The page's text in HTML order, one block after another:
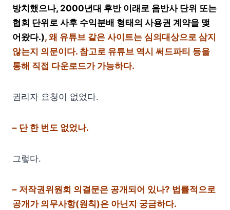
방치했으나, 2000년대 후반 이래로 음반사 단위 또는
협회 단위로 사후 수익분배 형태의 사용권 계약을 맺
어왔다.), 왜 유튜브 같은 사이트는 심의대상으로 삼지
않는지 의문이다. 참고로 유튜브 역시 써드파티 등을
통해 직접 다운로드가 가능하다.
권리자 요청이 없었다.
– 단 한 번도 없었나.
그렇다.
– 저작권위원회 의결문은 공개되어 있나? 법률적으로
공개가 의무사항(원칙)은 아닌지 궁금하다.